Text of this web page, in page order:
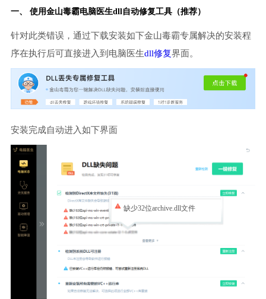
一、 使用金山毒霸电脑医生dll自动修复工具（推荐）
针对此类错误，通过下载安装如下金山毒霸专属解决的安装程
序在执行后可直接进入到电脑医生dll修复界面。
安装完成自动进入如下界面
缺少32位archive.dll文件